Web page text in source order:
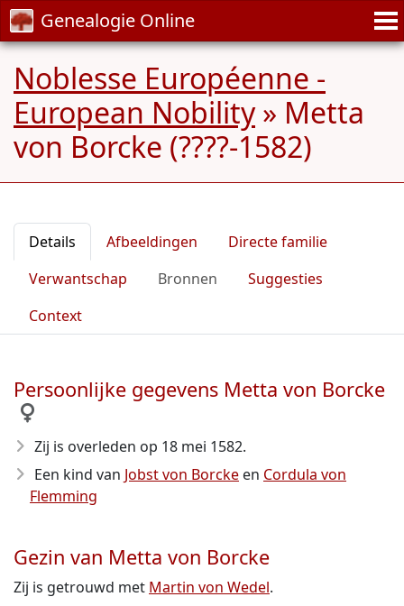
Genealogie Online
Noblesse Européenne -
European Nobility» Metta
von Borcke (????-1582)
Details Afbeeldingen
Directe familie
Verwantschap
Bronnen
Suggesties
Context
Persoonlijke gegevens Metta von Borcke
Zij is overleden op 18 mei 1582.
Een kind van Jobst von Borcke en Cordula von
Flemming
Gezin van Metta von Borcke
Zij is getrouwd met Martin von Wedel.